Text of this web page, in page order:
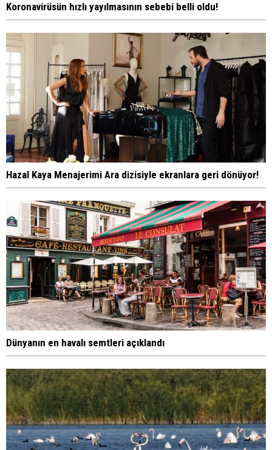
Koronavirüsün hızlı yayılmasının sebebi belli oldu!
Hazal Kaya Menajerimi Ara dizisiyle ekranlara geri dönüyor!
Dünyanın en havalı semtleri açıklandı